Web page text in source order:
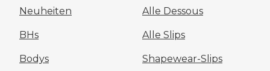
Neuheiten Alle Dessous
BHs Alle Slips
Bodys Shapewear-Slips